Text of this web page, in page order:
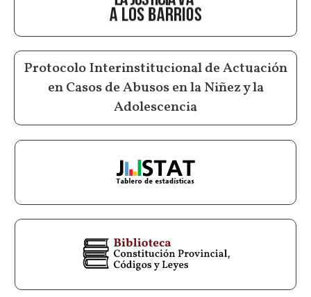
Protocolo Interinstitucional de Actuación
en Casos de Abusos en la Niñez y la
Adolescencia